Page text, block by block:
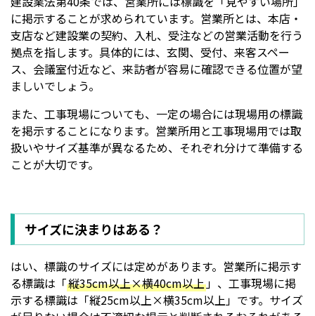
に掲示することが求められています。営業所とは、本店・
支店など建設業の契約、入札、受注などの営業活動を行う
拠点を指します。具体的には、玄関、受付、来客スペー
ス、会議室付近など、来訪者が容易に確認できる位置が望
ましいでしょう。
また、工事現場についても、一定の場合には現場用の標識
を掲示することになります。営業所用と工事現場用では取
扱いやサイズ基準が異なるため、それぞれ分けて準備する
ことが大切です。
サイズに決まりはある？
はい、標識のサイズには定めがあります。営業所に掲示す
る標識は「縦35cm以上×横40cm以上」、工事現場に掲
示する標識は「縦25cm以上×横35cm以上」です。サイズ